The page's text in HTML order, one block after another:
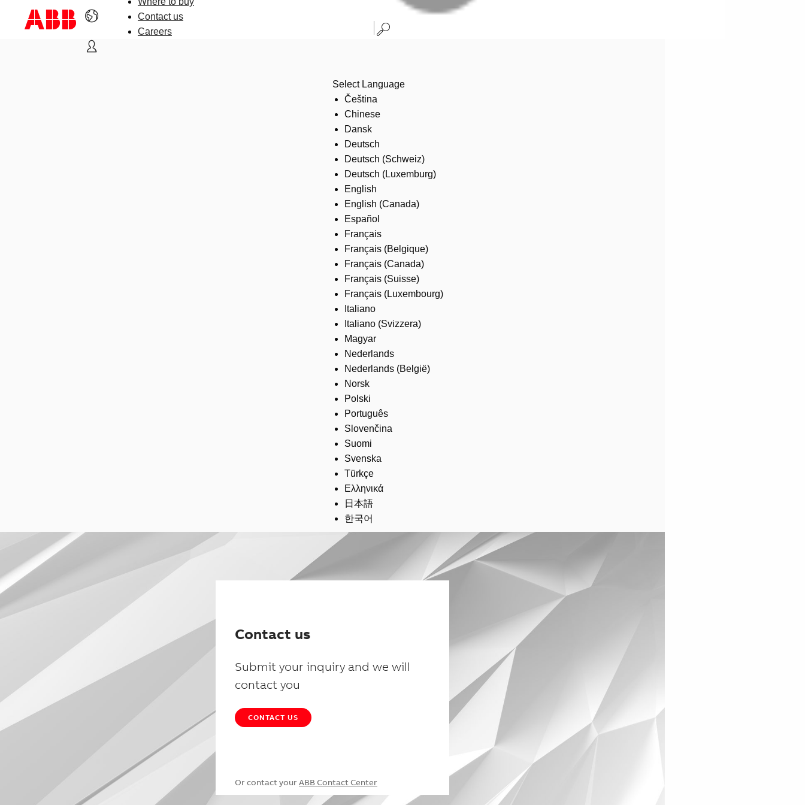
Contact us
Careers
Select Language
Čeština
Chinese
Dansk
Deutsch
Deutsch (Schweiz)
Deutsch (Luxemburg)
English
English (Canada)
Español
Français
Français (Belgique)
Français (Canada)
Français (Suisse)
Français (Luxembourg)
Italiano
Italiano (Svizzera)
Magyar
Nederlands
Nederlands (België)
Norsk
Polski
Português
Slovenčina
Suomi
Svenska
Türkçe
Ελληνικά
日本語
한국어
Contact us
Submit your inquiry and we will
contact you
CONTACT US
Or contact your ABB Contact Center